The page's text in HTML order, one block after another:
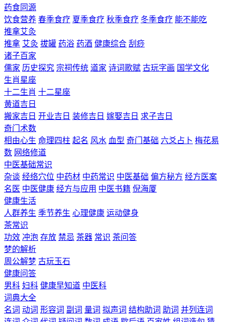
药食同源
饮食营养 春季食疗 夏季食疗 秋季食疗 冬季食疗 能不能吃
推拿艾灸
推拿 艾灸 拔罐 药浴 药酒 健康综合 刮痧
诸子百家
儒家 历史探究 宗祠传统 道家 诗词歌赋 古玩字画 国学文化
生肖星座
十二生肖 十二星座
黄道吉日
搬家吉日 开业吉日 装修吉日 嫁娶吉日 求子吉日
奇门术数
相由心生 命理四柱 起名 风水 血型 奇门基础 六爻占卜 梅花易
数 网络修道
中医基础常识
杂谈 经络穴位 中药材 中药常识 中医基础 偏方秘方 经方医案
名医 中医健康 经方与应用 中医书籍 倪海厦
健康生活
人群养生 季节养生 心理健康 运动健身
茶常识
功效 冲泡 存放 禁忌 茶器 常识 茶问答
梦的解析
周公解梦 古玩玉石
健康问答
男科 妇科 健康早知道 中医科
词典大全
名词 动词 形容词 副词 量词 拟声词 结构助词 助词 并列连词